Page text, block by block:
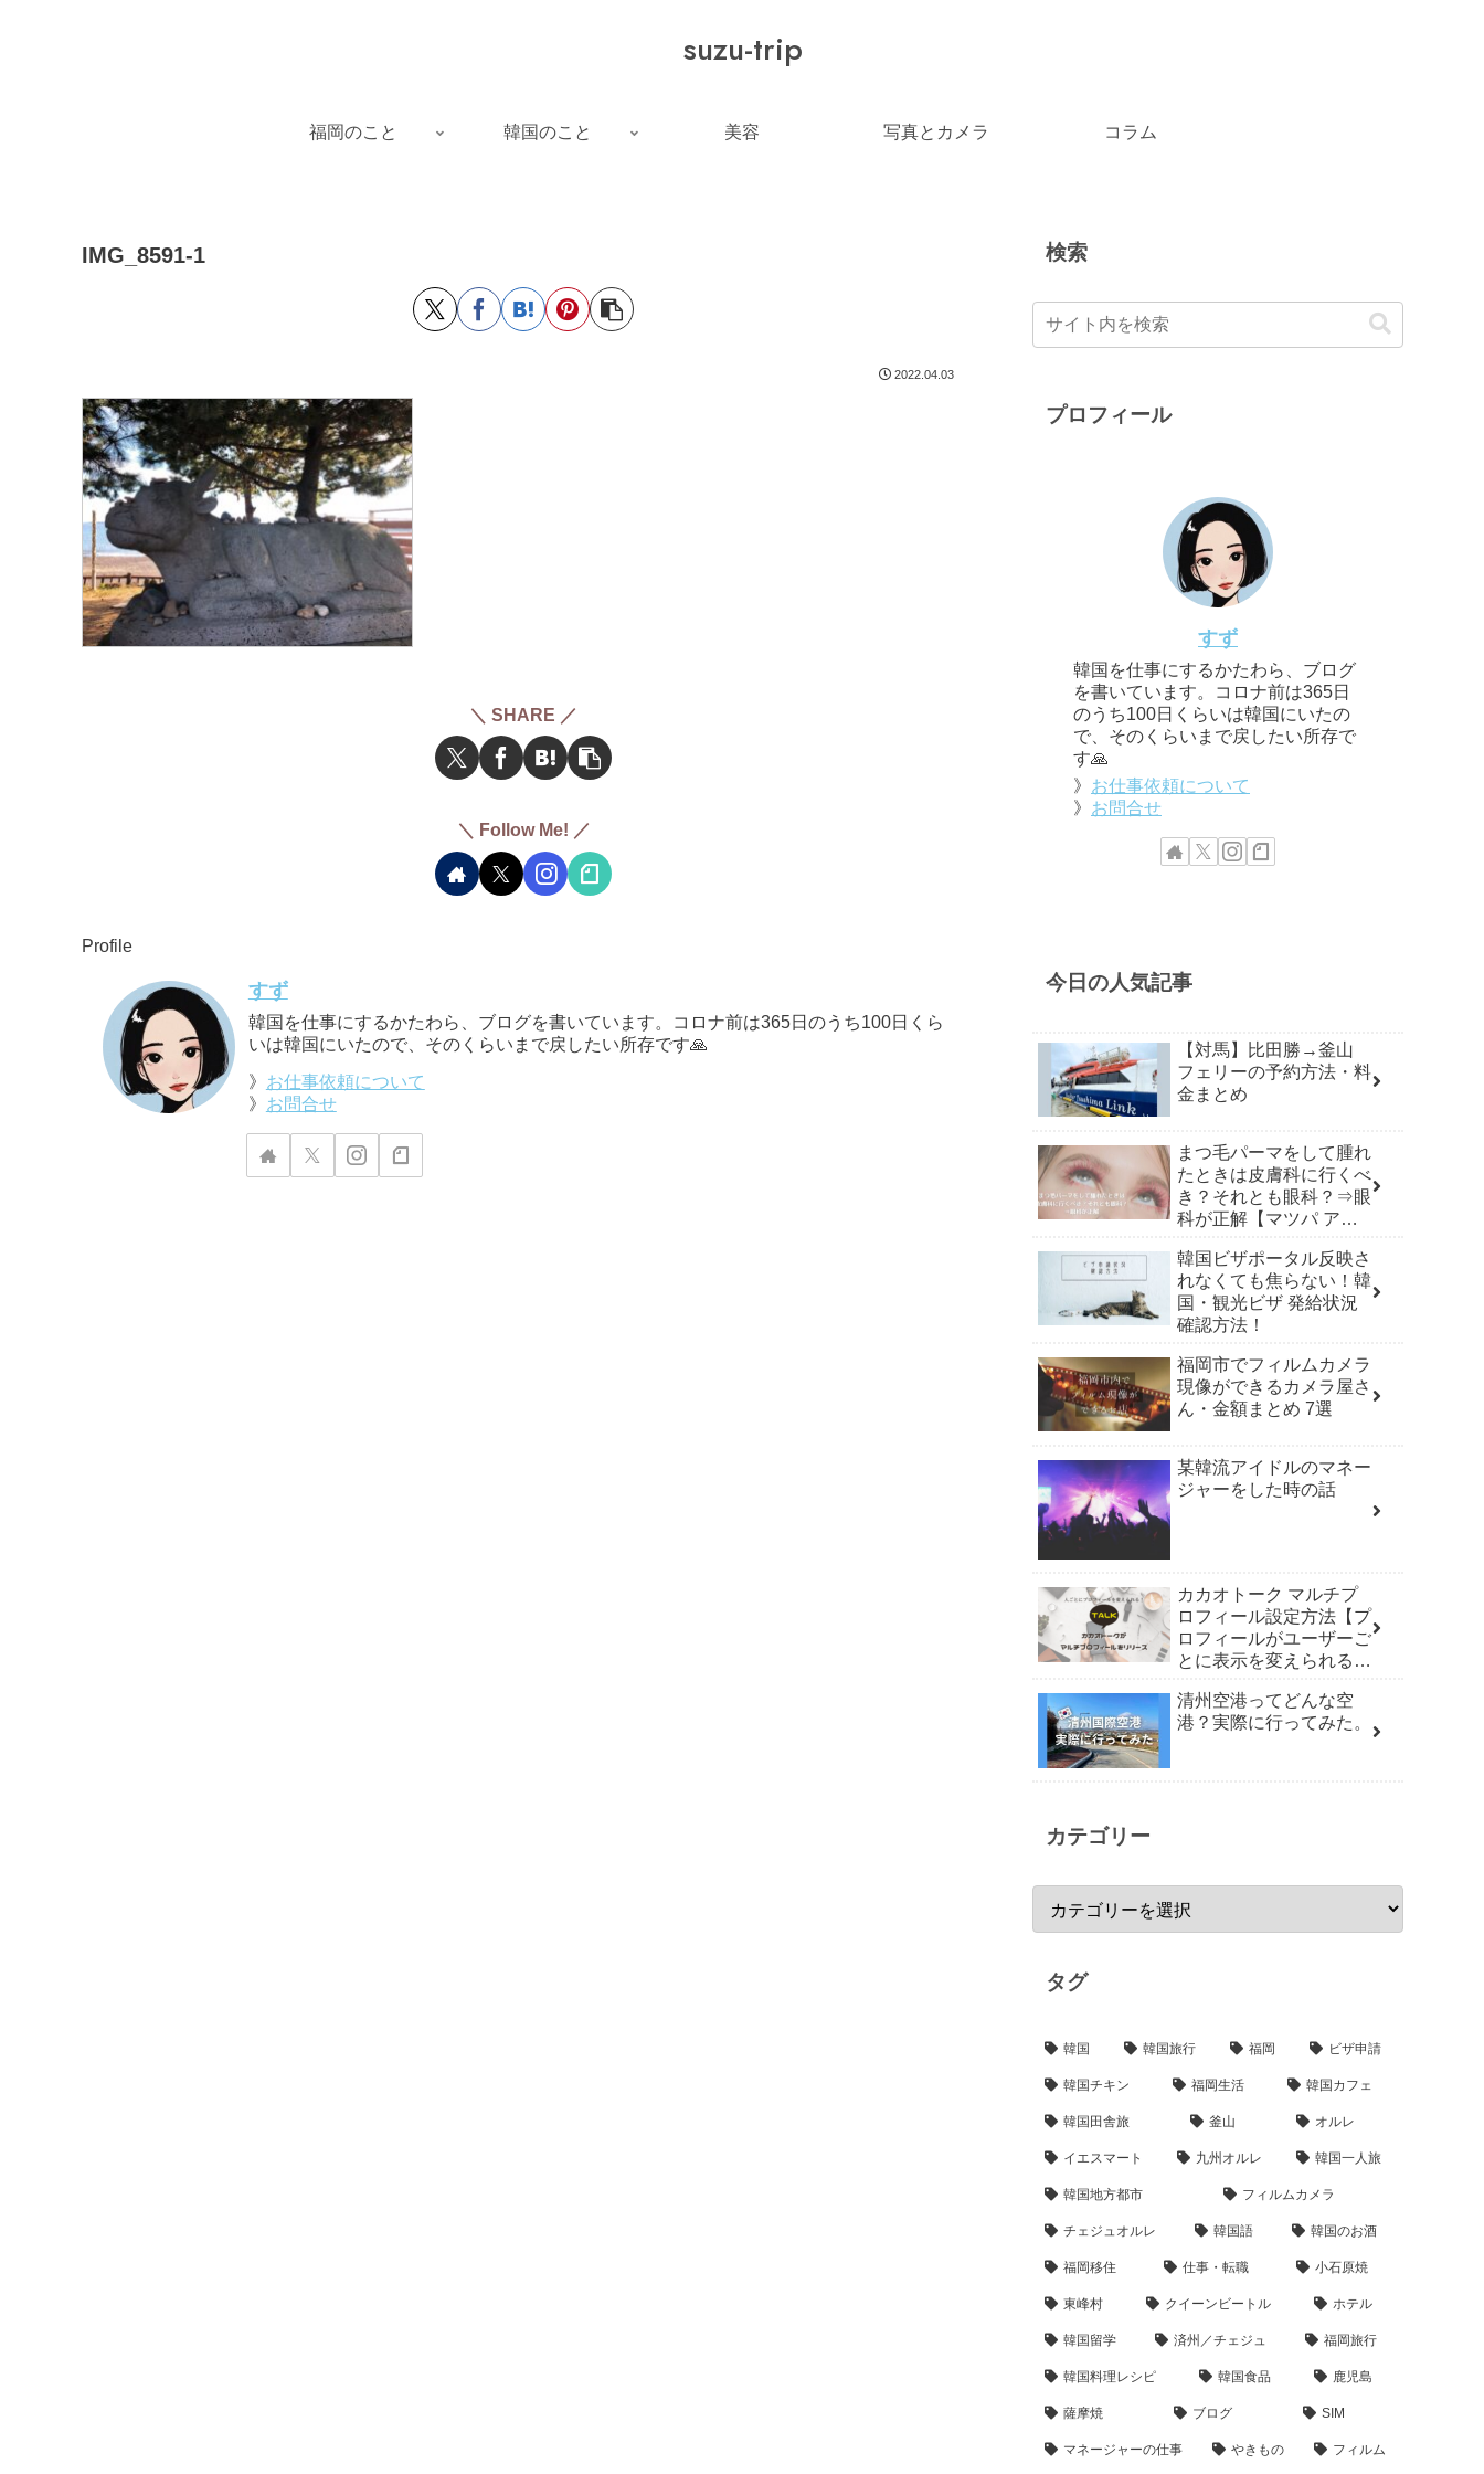
suzu-trip
福岡のこと 韓国のこと 美容 写真とカメラ コラム
IMG_8591-1
2022.04.03
＼ SHARE ／
＼ Follow Me! ／
Profile
すず
韓国を仕事にするかたわら、ブログを書いています。コロナ前は365日のうち100日くら
いは韓国にいたので、そのくらいまで戻したい所存です🙏
》 お仕事依頼について
》 お問合せ
検索
プロフィール
すず
韓国を仕事にするかたわら、ブログ
を書いています。コロナ前は365日
のうち100日くらいは韓国にいたの
で、そのくらいまで戻したい所存で
す🙏
》 お仕事依頼について
》 お問合せ
今日の人気記事
【対馬】比田勝→釜山
フェリーの予約方法・料
金まとめ
まつ毛パーマをして腫れ
たときは皮膚科に行くべ
き？それとも眼科？⇒眼
科が正解【マツパ アレ
韓国ビザポータル反映さ
れなくても焦らない！韓
国・観光ビザ 発給状況
確認方法！
福岡市でフィルムカメラ
現像ができるカメラ屋さ
ん・金額まとめ 7選
某韓流アイドルのマネー
ジャーをした時の話
カカオトーク マルチプ
ロフィール設定方法【プ
ロフィールがユーザーご
とに表示を変えられる機
清州空港ってどんな空
港？実際に行ってみた。
カテゴリー
タグ
韓国 韓国旅行 福岡 ビザ申請
韓国チキン 福岡生活 韓国カフェ
韓国田舎旅 釜山 オルレ
イエスマート 九州オルレ 韓国一人旅
韓国地方都市 フィルムカメラ
チェジュオルレ 韓国語 韓国のお酒
福岡移住 仕事・転職 小石原焼
東峰村 クイーンビートル ホテル
韓国留学 済州／チェジュ 福岡旅行
韓国料理レシピ 韓国食品 鹿児島
薩摩焼 ブログ SIM
マネージャーの仕事 やきもの フィルム